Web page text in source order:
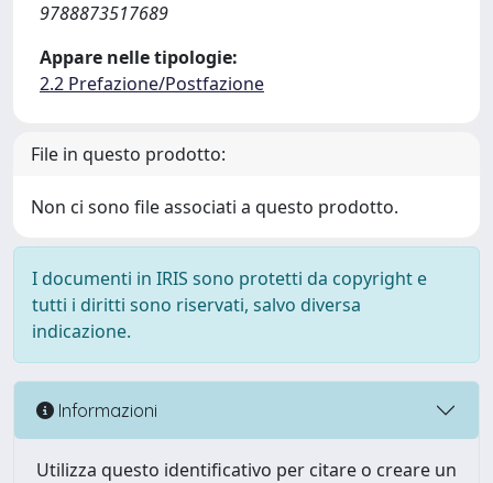
9788873517689
Appare nelle tipologie:
2.2 Prefazione/Postfazione
File in questo prodotto:
Non ci sono file associati a questo prodotto.
I documenti in IRIS sono protetti da copyright e
tutti i diritti sono riservati, salvo diversa
indicazione.
Informazioni
Utilizza questo identificativo per citare o creare un